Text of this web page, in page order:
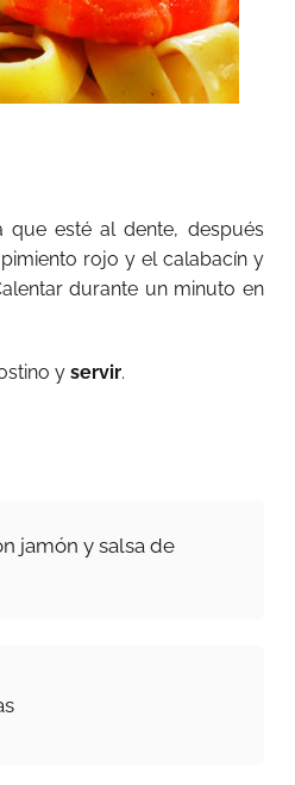
que esté al dente, después
rojo y el calabacín y
durante un minuto en
y servir.
jamón y salsa de